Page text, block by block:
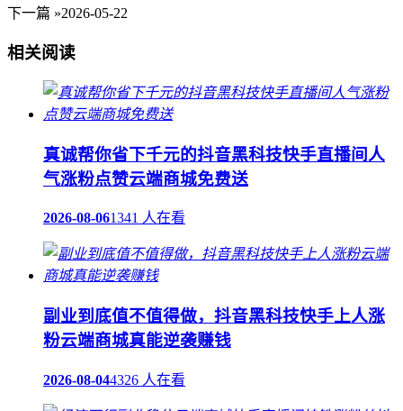
下一篇 »2026-05-22
相关阅读
真诚帮你省下千元的抖音黑科技快手直播间人
气涨粉点赞云端商城免费送
2026-08-061341 人在看
副业到底值不值得做，抖音黑科技快手上人涨
粉云端商城真能逆袭赚钱
2026-08-044326 人在看